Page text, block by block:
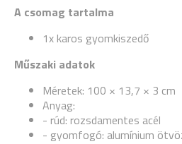
A csomag tartalma
1x karos gyomkiszedő
Műszaki adatok
Méretek: 100 × 13,7 × 3 cm
Anyag:
- rúd: rozsdamentes acél
- gyomfogó: alumínium